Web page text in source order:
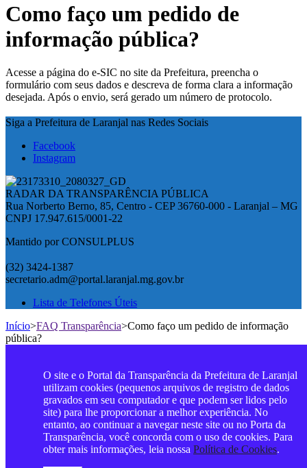
Como faço um pedido de
informação pública?
Acesse a página do e-SIC no site da Prefeitura, preencha o
formulário com seus dados e descreva de forma clara a informação
desejada. Após o envio, será gerado um número de protocolo.
Siga a Prefeitura de Laranjal nas Redes Sociais
Facebook
Instagram
RADAR DA TRANSPARÊNCIA PÚBLICA
Rua Norberto Berno, 85, Centro - CEP 36760-000 - Laranjal – MG
CNPJ 17.947.615/0001-22
Mantido por CONSULPLUS
(32) 3424-1387
secretario.adm@portal.laranjal.mg.gov.br
Lista de Telefones Úteis
Início>FAQ Transparência>Como faço um pedido de informação
pública?
O site e o Portal da Transparência da Prefeitura de Laranjal
utilizam cookies (pequenos arquivos de registro de dados
gravados em seu computador e que podem ser lidos pelo
site) para lhe proporcionar a melhor experiência. No
entanto, ao continuar a navegar neste site ou no Porta da
Transparência, você concorda com o uso de cookies. Para
obter mais informações, leia nossa Política de Cookies.